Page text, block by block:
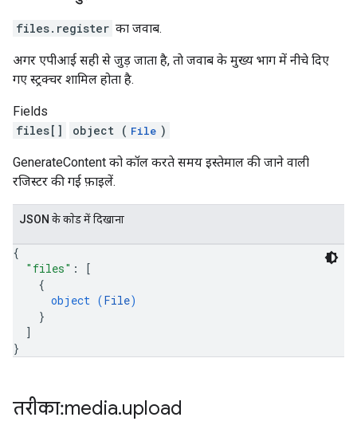
files.register का जवाब.
अगर एपीआई सही से जुड़ जाता है, ताे जवाब के मुख्य भाग में नीचे दिए
गए स्ट्रक्चर शामिल होता है.
Fields
files[]
object ( File )
GenerateContent को कॉल करते समय इस्तेमाल की जाने वाली
रजिस्टर की गई फ़ाइलें.
JSON के काेड में दिखाना
{
"files" :
[
{
object (File)
}
]
}
तरीका: media.upload